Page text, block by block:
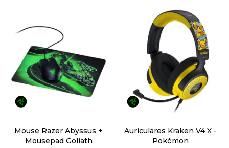
Mouse Razer Abyssus +
Mousepad Goliath
Auriculares Kraken V4 X -
Pokémon